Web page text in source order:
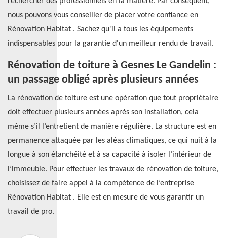
nous pouvons vous conseiller de placer votre confiance en
Rénovation Habitat . Sachez qu'il a tous les équipements
indispensables pour la garantie d'un meilleur rendu de travail.
Rénovation de toiture à Gesnes Le Gandelin :
un passage obligé après plusieurs années
La rénovation de toiture est une opération que tout propriétaire
doit effectuer plusieurs années après son installation, cela
même s’il l’entretient de manière régulière. La structure est en
permanence attaquée par les aléas climatiques, ce qui nuit à la
longue à son étanchéité et à sa capacité à isoler l’intérieur de
l’immeuble. Pour effectuer les travaux de rénovation de toiture,
choisissez de faire appel à la compétence de l’entreprise
Rénovation Habitat . Elle est en mesure de vous garantir un
travail de pro.